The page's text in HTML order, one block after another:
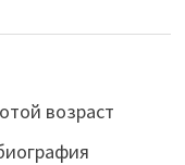
возраст